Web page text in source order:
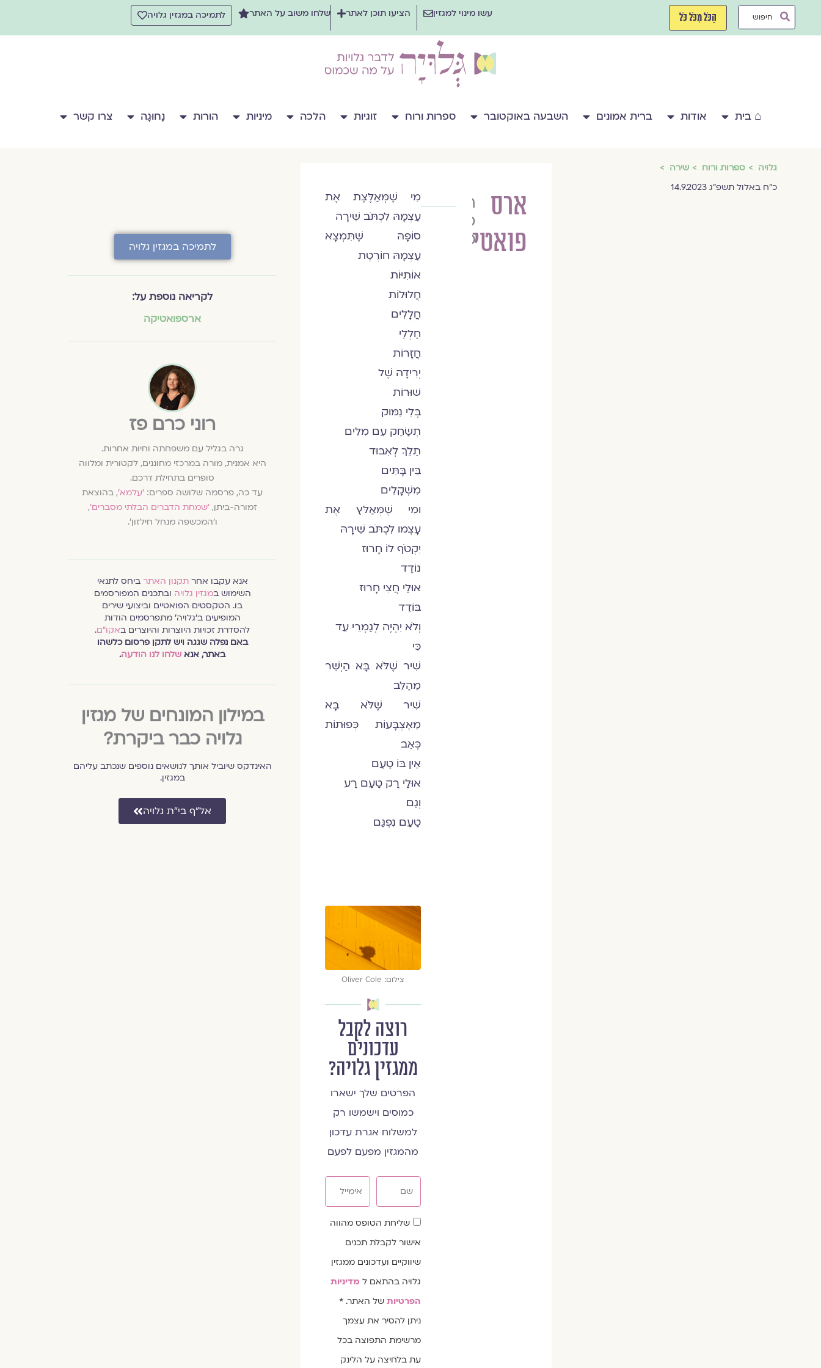
Search
הַכֹּל מִכֹּל כֹּל עשו מינוי למגזין הציעו תוכן לאתר שלחו משוב על האתר לתמיכה במגזין גלויה
⌂ בית אודות ברית אמונים השבעה באוקטובר ספרות ורוח זוגיות הלכה מיניות הורות נָחוּגָה צרו קשר
גלויה ספרות ורוח
שירה
כ״ח באלול תשפ״ג 14.9.2023
ארס
פואטי
רוני
כרם
פז
מִי שֶׁמְּאַלֶּצֶת אֶת
עַצְמָהּ לִכְתֹּב שִׁירָה
סוֹפָהּ שֶׁתִּמְצָא
עַצְמָהּ חוֹרֶטֶת
אוֹתִיּוֹת
חֲלוּלוֹת
חֲלָלִים
חַלְלֵי
חֲזָרוֹת
יְרִידָה שֶׁל
שׁוּרוֹת
בְּלִי נִמּוּק
תְשַׂחֵק עִם מִלִּים
תֵלֵךְ לְאִבּוּד
בֵּין בָּתִּים
מִשְׁקָלִים
ומִי שֶׁמְּאַלּץ אֶת
עָצְמו לִכְתֹּב שִׁירָהּ
יִקְטֹף לוֹ חָרוּז
נוֹדֵד
אוּלַי חֲצִי חָרוּז
בּוֹדֵד
וְלֹא יִהְיֶה לְגַמְרֵי עֵד
כִּי
שִׁיר שֶׁלֹּא בָּא הַיְשֵׁר
מֵהַלֵּב
שִׁיר שֶׁלֹּא בָּא
מֵאֶצְבָּעוֹת כְּפוּתוֹת
כְּאֵב
אֵין בּוֹ טַעַם
אוּלַי רַק טַעַם רַע
וְגַם
טַעַם נִפְגַּם
צילום: Oliver Cole
רוצה לקבל
עדכונים
ממגזין גלויה?
הפרטים שלך ישארו
כמוסים וישמשו רק
למשלוח אגרת עדכון
מהמגזין מפעם לפעם
שדהשליחת הטופס מהווה
אישור לקבלת תכנים
שיווקיים ועדכונים ממגזין
גלויה בהתאם למדיניות
הפרטיותשל האתר. *
ניתן להסיר את עצמך
מרשימת התפוצה בכל
עת בלחיצה על הלינק
לתמיכה במגזין גלויה
לקריאה נוספת על:
ארספואטיקה
רוני כרם פז
גרה בגליל עם משפחתה וחיות אחרות.
היא אמנית, מורה במרכזי מחוננים, לקטורית ומלווה
סופרים בתחילת דרכם.
עד כה, פרסמה שלושה ספרים: 'עלמא', בהוצאת
זמורה-ביתן,'שמחת הדברים הבלתי מסברים',
ו'המכשפה מנחל חילזון'.
אנא עקבו אחרתקנון האתר ביחס לתנאי
השימוש במגזין גלויה ובתכנים המפורסמים
בו. הטקסטים הפואטיים וביצועי שירים
המופיעים ב׳גלויה׳ מתפרסמים הודות
להסדרת זכויות היוצרות והיוצרים באקו״ם.
באם נפלה שגגה ויש לתקן פרסום כלשהו
באתר, אנא שלחו לנו הודעה.
במילון המונחים של מגזין
גלויה כבר ביקרת?
האינדקס שיוביל אותך לנושאים נוספים שנכתב עליהם
במגזין.
אל״ף בי״ת גלויה